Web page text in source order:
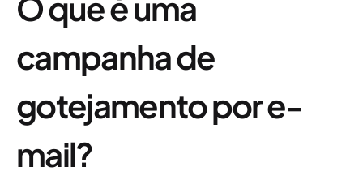
campanha de
gotejamento por e-
mail?